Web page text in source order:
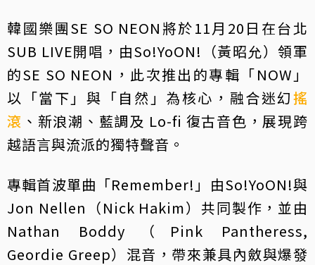
韓國樂團SE SO NEON將於11月20日在台北
SUB LIVE開唱，由So!YoON!（黃昭允）領軍
的SE SO NEON，此次推出的專輯「NOW」
以「當下」與「自然」為核心，融合迷幻搖
滾 、新浪潮、藍調及 Lo-fi 復古音色，展現跨
越語言與流派的獨特聲音。
專輯首波單曲「Remember!」由So!YoON!與
Jon Nellen（Nick Hakim）共同製作，並由
Nathan Boddy（Pink Pantheress,
Geordie Greep）混音，帶來兼具內斂與爆發